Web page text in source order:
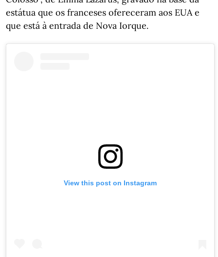
estátua que os franceses ofereceram aos EUA e
que está à entrada de Nova Iorque.
View this post on Instagram